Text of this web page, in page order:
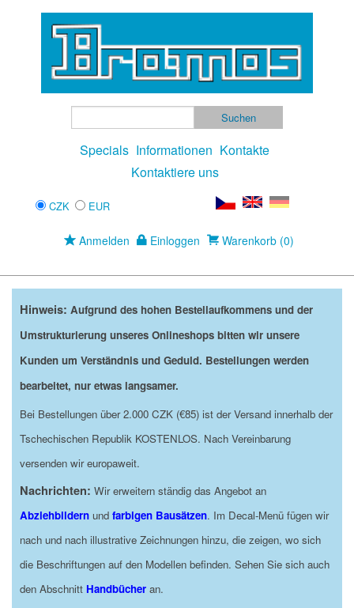
Specials Informationen Kontakte
Kontaktiere uns
CZK EUR
Anmelden Einloggen Warenkorb (0)
Hinweis: Aufgrund des hohen Bestellaufkommens und der
Umstrukturierung unseres Onlineshops bitten wir unsere
Kunden um Verständnis und Geduld. Bestellungen werden
bearbeitet, nur etwas langsamer.
Bei Bestellungen über 2.000 CZK (€85) ist der Versand innerhalb der
Tschechischen Republik KOSTENLOS. Nach Vereinbarung
versenden wir europaweit.
Nachrichten: Wir erweitern ständig das Angebot an
Abziehbildern und farbigen Bausätzen. Im Decal-Menü fügen wir
nach und nach illustrative Zeichnungen hinzu, die zeigen, wo sich
die Beschriftungen auf den Modellen befinden. Sehen Sie sich auch
den Abschnitt Handbücher an.